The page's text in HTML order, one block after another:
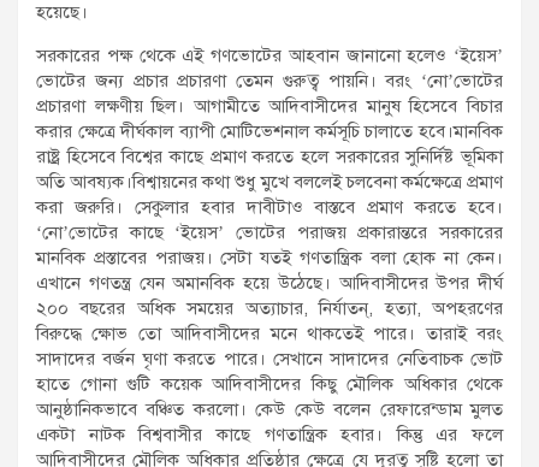
হয়েছে।
সরকারের পক্ষ থেকে এই গণভোটের আহবান জানানো হলেও ‘ইয়েস’
ভোটের জন্য প্রচার প্রচারণা তেমন গুরুত্ব পায়নি। বরং ‘নো’ভোটের
প্রচারণা লক্ষণীয় ছিল। আগামীতে আদিবাসীদের মানুষ হিসেবে বিচার
করার ক্ষেত্রে দীর্ঘকাল ব্যাপী মোটিভেশনাল কর্মসূচি চালাতে হবে।মানবিক
রাষ্ট্র হিসেবে বিশ্বের কাছে প্রমাণ করতে হলে সরকারের সুনির্দিষ্ট ভূমিকা
অতি আবষ্যক।বিশ্বায়নের কথা শুধু মুখে বললেই চলবেনা কর্মক্ষেত্রে প্রমাণ
করা জরুরি। সেকুলার হবার দাবীটাও বাস্তবে প্রমাণ করতে হবে।
‘নো’ভোটের কাছে ‘ইয়েস’ ভোটের পরাজয় প্রকারান্তরে সরকারের
মানবিক প্রস্তাবের পরাজয়। সেটা যতই গণতান্ত্রিক বলা হোক না কেন।
এখানে গণতন্ত্র যেন অমানবিক হয়ে উঠেছে। আদিবাসীদের উপর দীর্ঘ
২০০ বছরের অধিক সময়ের অত্যাচার, নির্যাতন্, হত্যা, অপহরণের
বিরুদ্ধে ক্ষোভ তো আদিবাসীদের মনে থাকতেই পারে। তারাই বরং
সাদাদের বর্জন ঘৃণা করতে পারে। সেখানে সাদাদের নেতিবাচক ভোট
হাতে গোনা গুটি কয়েক আদিবাসীদের কিছু মৌলিক অধিকার থেকে
আনুষ্ঠানিকভাবে বঞ্চিত করলো। কেউ কেউ বলেন রেফারেন্ডাম মুলত
একটা নাটক বিশ্ববাসীর কাছে গণতান্ত্রিক হবার। কিন্তু এর ফলে
আদিবাসীদের মৌলিক অধিকার প্রতিষ্ঠার ক্ষেত্রে যে দূরত্ব সৃষ্টি হলো তা